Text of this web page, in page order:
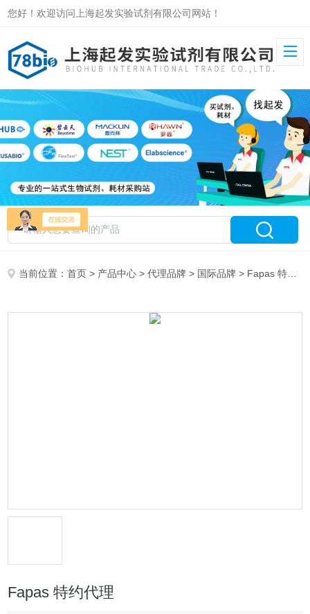
您好！欢迎访问上海起发实验试剂有限公司网站！
当前位置：首页 > 产品中心 >代理品牌 > 国际品牌 > Fapas 特约代理
Fapas 特约代理